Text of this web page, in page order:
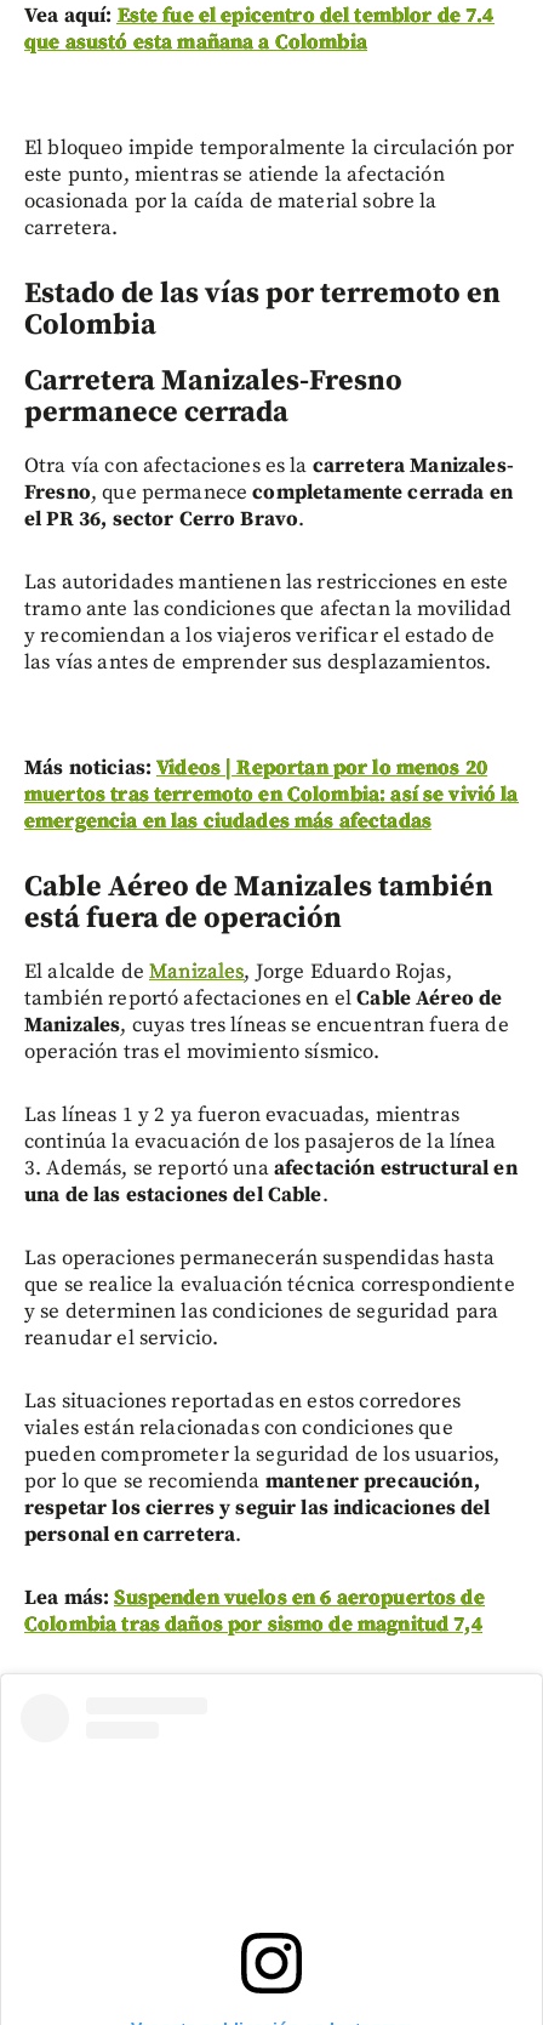
Vea aquí: Este fue el epicentro del temblor de 7.4
que asustó esta mañana a Colombia
El bloqueo impide temporalmente la circulación por
este punto, mientras se atiende la afectación
ocasionada por la caída de material sobre la
carretera.
Estado de las vías por terremoto en
Colombia
Carretera Manizales-Fresno
permanece cerrada
Otra vía con afectaciones es la carretera Manizales-
Fresno, que permanececompletamente cerrada en
el PR 36, sector Cerro Bravo.
Las autoridades mantienen las restricciones en este
tramo ante las condiciones que afectan la movilidad
y recomiendan a los viajeros verificar el estado de
las vías antes de emprender sus desplazamientos.
Más noticias:Videos | Reportan por lo menos 20
muertos tras terremoto en Colombia: así se vivió la
emergencia en las ciudades más afectadas
Cable Aéreo de Manizales también
está fuera de operación
El alcalde deManizales, Jorge Eduardo Rojas,
también reportó afectaciones en elCable Aéreo de
Manizales, cuyas tres líneas se encuentran fuera de
operación tras el movimiento sísmico.
Las líneas 1 y 2 ya fueron evacuadas, mientras
continúa la evacuación de los pasajeros de la línea
3. Además, se reportó unaafectación estructural en
una de las estaciones del Cable.
Las operaciones permanecerán suspendidas hasta
que se realice la evaluación técnica correspondiente
y se determinen las condiciones de seguridad para
reanudar el servicio.
Las situaciones reportadas en estos corredores
viales están relacionadas con condiciones que
pueden comprometer la seguridad de los usuarios,
por lo que se recomienda mantener precaución,
respetar los cierres y seguir las indicaciones del
personal en carretera.
Lea más:Suspenden vuelos en 6 aeropuertos de
Colombia tras daños por sismo de magnitud 7,4